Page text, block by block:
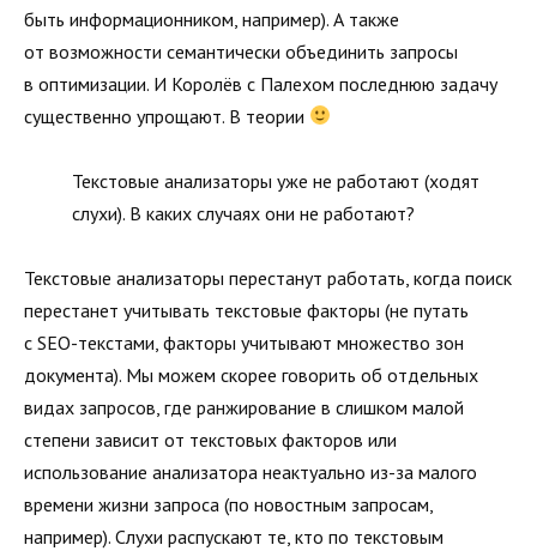
быть информационником, например). А также
от возможности семантически объединить запросы
в оптимизации. И Королёв с Палехом последнюю задачу
существенно упрощают. В теории
Текстовые анализаторы уже не работают (ходят
слухи). В каких случаях они не работают?
Текстовые анализаторы перестанут работать, когда поиск
перестанет учитывать текстовые факторы (не путать
с SEO-текстами, факторы учитывают множество зон
документа). Мы можем скорее говорить об отдельных
видах запросов, где ранжирование в слишком малой
степени зависит от текстовых факторов или
использование анализатора неактуально из-за малого
времени жизни запроса (по новостным запросам,
например). Слухи распускают те, кто по текстовым